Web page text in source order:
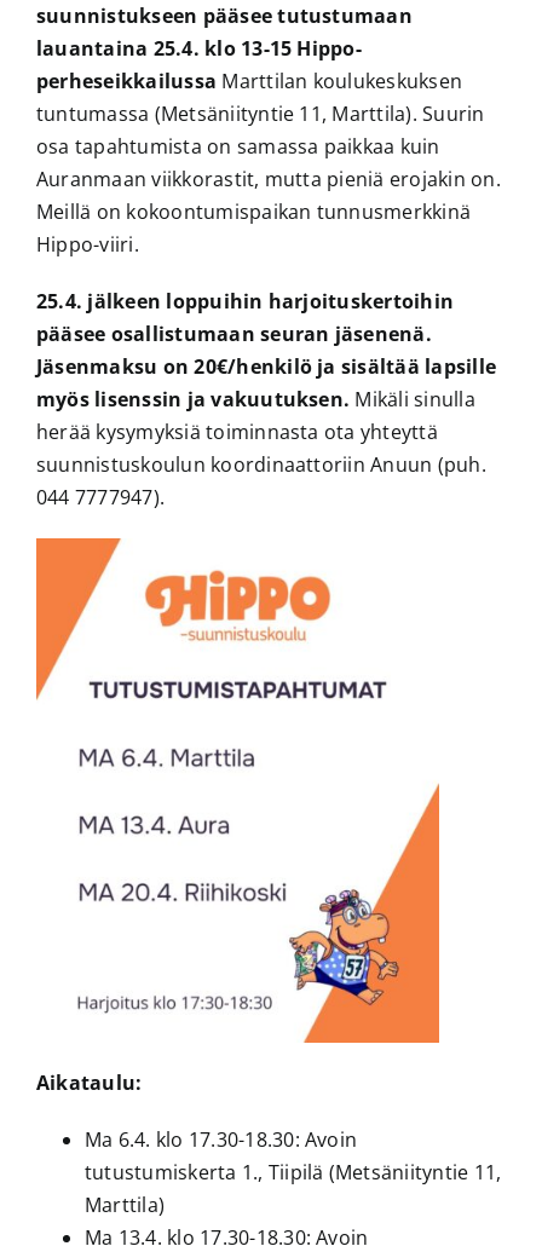
suunnistukseen pääsee tutustumaan
lauantaina 25.4. klo 13-15 Hippo-
perheseikkailussa Marttilan koulukeskuksen
tuntumassa (Metsäniityntie 11, Marttila). Suurin
osa tapahtumista on samassa paikkaa kuin
Auranmaan viikkorastit, mutta pieniä erojakin on.
Meillä on kokoontumispaikan tunnusmerkkinä
Hippo-viiri.
25.4. jälkeen loppuihin harjoituskertoihin
pääsee osallistumaan seuran jäsenenä.
Jäsenmaksu on 20€/henkilö ja sisältää lapsille
myös lisenssin ja vakuutuksen. Mikäli sinulla
herää kysymyksiä toiminnasta ota yhteyttä
suunnistuskoulun koordinaattoriin Anuun (puh.
044 7777947).
Aikataulu:
Ma 6.4. klo 17.30-18.30: Avoin
tutustumiskerta 1., Tiipilä (Metsäniityntie 11,
Marttila)
Ma 13.4. klo 17.30-18.30: Avoin